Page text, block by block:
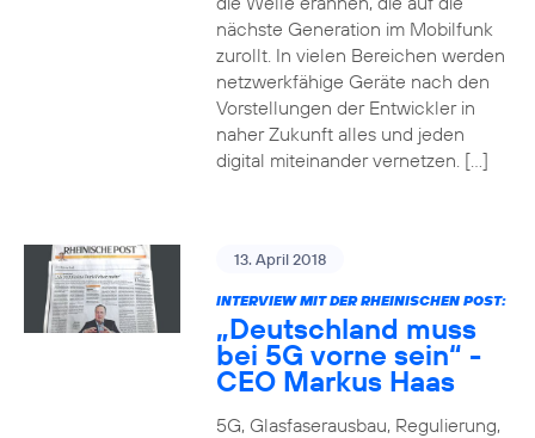
nächste Generation im Mobilfunk
zurollt. In vielen Bereichen werden
netzwerkfähige Geräte nach den
Vorstellungen der Entwickler in
naher Zukunft alles und jeden
digital miteinander vernetzen. […]
13. April 2018
INTERVIEW MIT DER RHEINISCHEN POST:
„Deutschland muss
bei 5G vorne sein“ -
CEO Markus Haas
5G, Glasfaserausbau, Regulierung,